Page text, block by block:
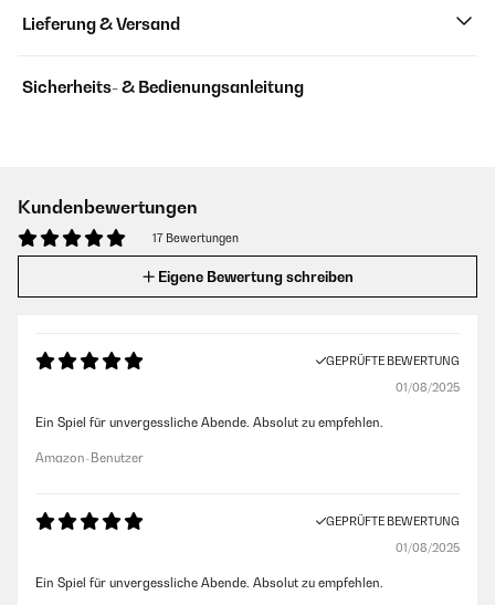
Lieferung & Versand
Sicherheits- & Bedienungsanleitung
Kundenbewertungen
17 Bewertungen
Eigene Bewertung schreiben
GEPRÜFTE BEWERTUNG
01/08/2025
Ein Spiel für unvergessliche Abende. Absolut zu empfehlen. ️‍
Amazon-Benutzer
GEPRÜFTE BEWERTUNG
01/08/2025
Ein Spiel für unvergessliche Abende. Absolut zu empfehlen. ️‍